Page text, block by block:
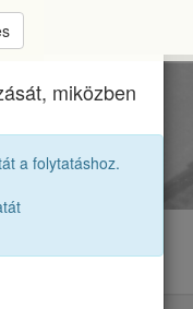
2017 12R
miközben
a folytatáshoz.